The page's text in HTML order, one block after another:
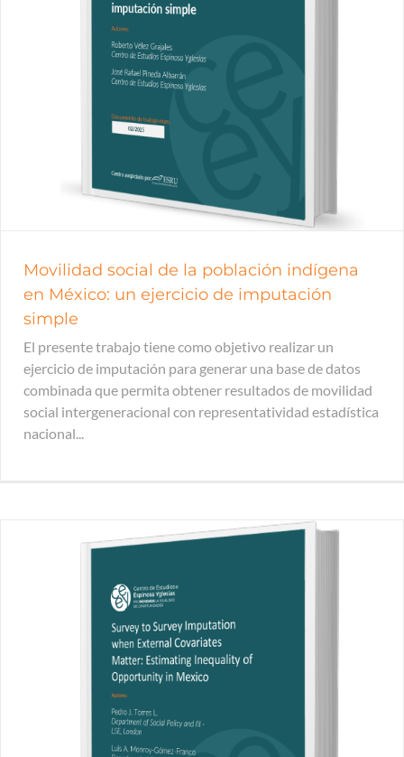
Movilidad social de la población indígena
en México: un ejercicio de imputación
simple
El presente trabajo tiene como objetivo realizar un
ejercicio de imputación para generar una base de datos
combinada que permita obtener resultados de movilidad
social intergeneracional con representatividad estadística
nacional...